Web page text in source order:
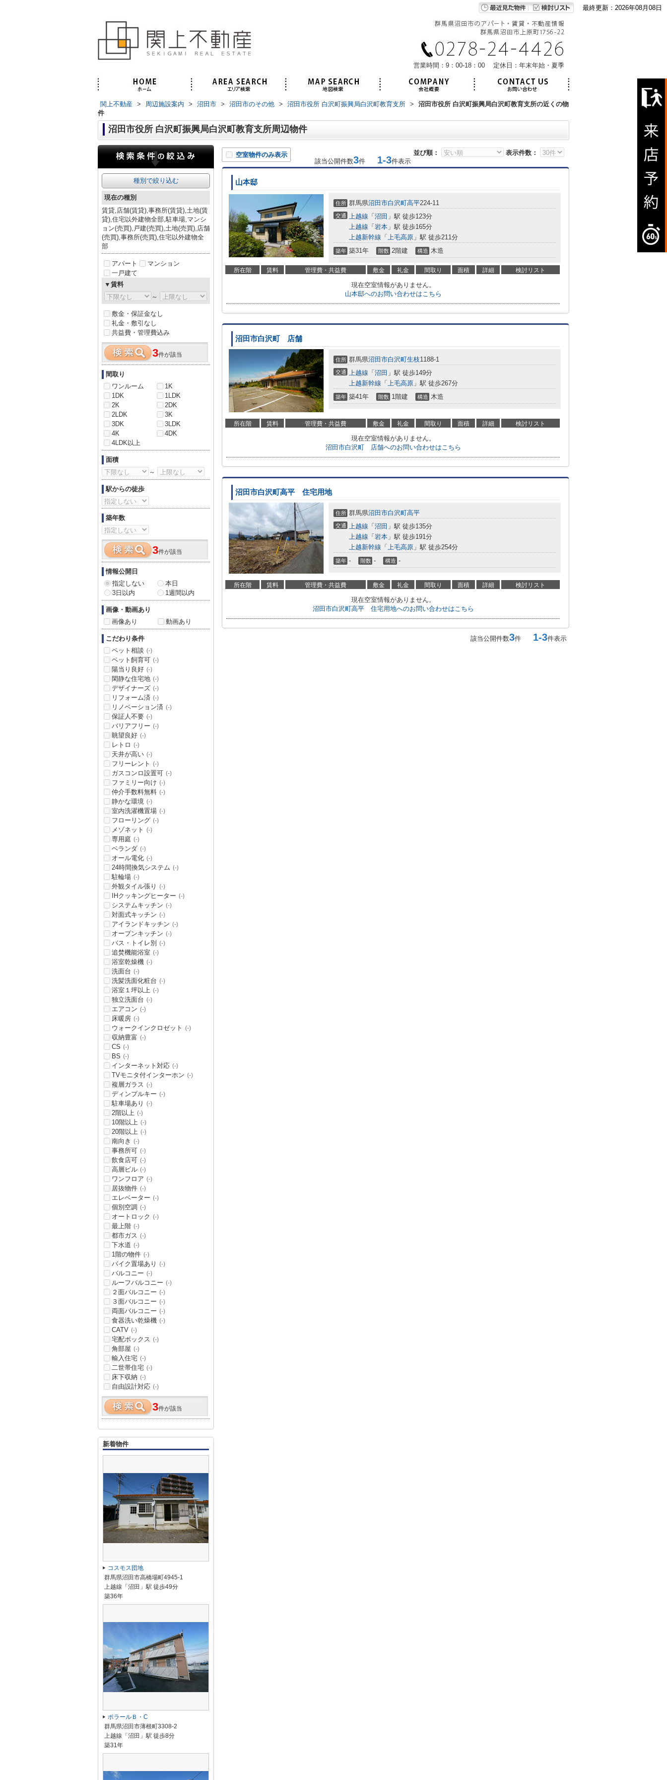
最終更新：2026年08月08日
営業時間：9：00-18：00 定休日：年末年始・夏季
関上不動産 > 周辺施設案内 > 沼田市 > 沼田市のその他 > 沼田市役所 白沢町振興局白沢町教育支所 >
沼田市役所 白沢町振興局白沢町教育支所の近くの物
件
沼田市役所 白沢町振興局白沢町教育支所周辺物件
並び順： 表示件数：
空室物件のみ表示
該当公開件数3件 1-3件表示
山本邸
住所 群馬県沼田市白沢町高平224-11
交通 上越線 「 沼田 」駅 徒歩123分
上越線 「 岩本 」駅 徒歩165分
上越新幹線 「 上毛高原 」駅 徒歩211分
築年 築31年 階数 2階建 構造 木造
所在階 賃料 管理費・共益費 敷金 礼金 間取り 面積 詳細 検討リスト
現在空室情報がありません。
山本邸へのお問い合わせはこちら
沼田市白沢町 店舗
住所 群馬県沼田市白沢町生枝1188-1
交通 上越線 「 沼田 」駅 徒歩149分
上越新幹線 「 上毛高原 」駅 徒歩267分
築年 築41年 階数 1階建 構造 木造
所在階 賃料 管理費・共益費 敷金 礼金 間取り 面積 詳細 検討リスト
現在空室情報がありません。
沼田市白沢町 店舗へのお問い合わせはこちら
沼田市白沢町高平 住宅用地
住所 群馬県沼田市白沢町高平
交通 上越線 「 沼田 」駅 徒歩135分
上越線 「 岩本 」駅 徒歩191分
上越新幹線 「 上毛高原 」駅 徒歩254分
築年 - 階数 - 構造 -
所在階 賃料 管理費・共益費 敷金 礼金 間取り 面積 詳細 検討リスト
現在空室情報がありません。
沼田市白沢町高平 住宅用地へのお問い合わせはこちら
該当公開件数3件 1-3件表示
種別で絞り込む
現在の種別
賃貸,店舗(賃貸),事務所(賃貸),土地(賃
貸),住宅以外建物全部,駐車場,マンシ
ョン(売買),戸建(売買),土地(売買),店舗
(売買),事務所(売買),住宅以外建物全
部
アパート
マンション
一戸建て
▼賃料
～
敷金・保証金なし
礼金・敷引なし
共益費・管理費込み
3件が該当
間取り
ワンルーム
1K
1DK
1LDK
2K
2DK
2LDK
3K
3DK
3LDK
4K
4DK
4LDK以上
面積
～
駅からの徒歩
築年数
3件が該当
情報公開日
指定しない
本日
3日以内
1週間以内
画像・動画あり
画像あり
動画あり
こだわり条件
ペット相談 (-)
ペット飼育可 (-)
陽当り良好 (-)
閑静な住宅地 (-)
デザイナーズ (-)
リフォーム済 (-)
リノベーション済 (-)
保証人不要 (-)
バリアフリー (-)
眺望良好 (-)
レトロ (-)
天井が高い (-)
フリーレント (-)
ガスコンロ設置可 (-)
ファミリー向け (-)
仲介手数料無料 (-)
静かな環境 (-)
室内洗濯機置場 (-)
フローリング (-)
メゾネット (-)
専用庭 (-)
ベランダ (-)
オール電化 (-)
24時間換気システム (-)
駐輪場 (-)
外観タイル張り (-)
IHクッキングヒーター (-)
システムキッチン (-)
対面式キッチン (-)
アイランドキッチン (-)
オープンキッチン (-)
バス・トイレ別 (-)
追焚機能浴室 (-)
浴室乾燥機 (-)
洗面台 (-)
洗髪洗面化粧台 (-)
浴室１坪以上 (-)
独立洗面台 (-)
エアコン (-)
床暖房 (-)
ウォークインクロゼット (-)
収納豊富 (-)
CS (-)
BS (-)
インターネット対応 (-)
TVモニタ付インターホン (-)
複層ガラス (-)
ディンプルキー (-)
駐車場あり (-)
2階以上 (-)
10階以上 (-)
20階以上 (-)
南向き (-)
事務所可 (-)
飲食店可 (-)
高層ビル (-)
ワンフロア (-)
居抜物件 (-)
エレベーター (-)
個別空調 (-)
オートロック (-)
最上階 (-)
都市ガス (-)
下水道 (-)
1階の物件 (-)
バイク置場あり (-)
バルコニー (-)
ルーフバルコニー (-)
２面バルコニー (-)
３面バルコニー (-)
両面バルコニー (-)
食器洗い乾燥機 (-)
CATV (-)
宅配ボックス (-)
角部屋 (-)
輸入住宅 (-)
二世帯住宅 (-)
床下収納 (-)
自由設計対応 (-)
3件が該当
新着物件
コスモス団地
群馬県沼田市高橋場町4945-1
上越線「沼田」駅 徒歩49分
築36年
ポラールＢ・C
群馬県沼田市薄根町3308-2
上越線「沼田」駅 徒歩8分
築31年